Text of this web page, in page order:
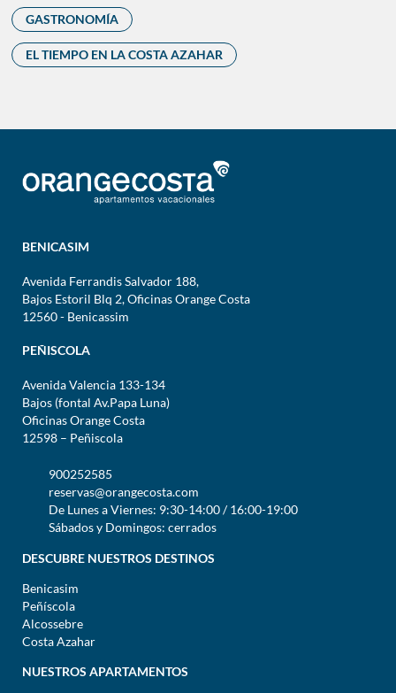
GASTRONOMÍA
EL TIEMPO EN LA COSTA AZAHAR
BENICASIM
Avenida Ferrandis Salvador 188,
Bajos Estoril Blq 2, Oficinas Orange Costa
12560 - Benicassim
PEÑISCOLA
Avenida Valencia 133-134
Bajos (fontal Av.Papa Luna)
Oficinas Orange Costa
12598 – Peñiscola
900252585
reservas@orangecosta.com
De Lunes a Viernes: 9:30-14:00 / 16:00-19:00
Sábados y Domingos: cerrados
DESCUBRE NUESTROS DESTINOS
Benicasim
Peñíscola
Alcossebre
Costa Azahar
NUESTROS APARTAMENTOS